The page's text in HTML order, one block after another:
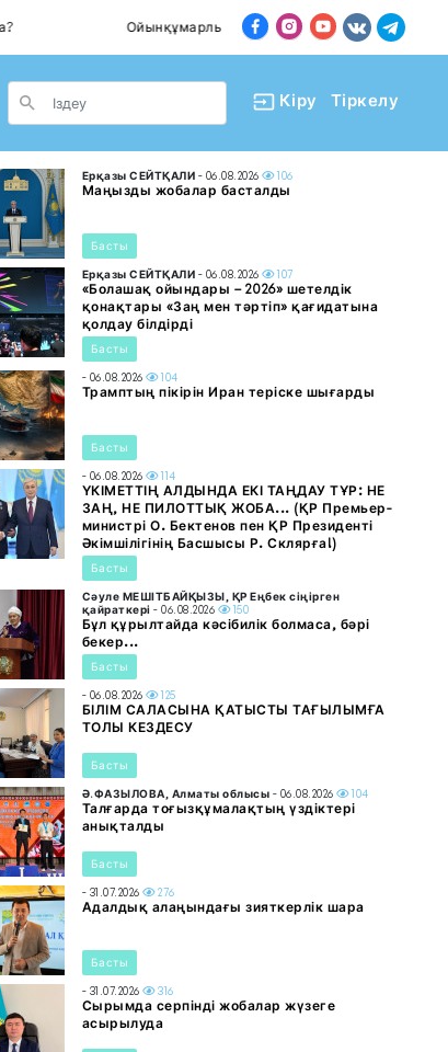
Ойынқұмарлық дендеп барады
Кіру Тіркелу
Ерқазы СЕЙТҚАЛИ - 06.08.2026 106
Маңызды жобалар басталды
Басты
Ерқазы СЕЙТҚАЛИ - 06.08.2026 107
«Болашақ ойындары – 2026» шетелдік
қонақтары «Заң мен тәртіп» қағидатына
қолдау білдірді
Басты
- 06.08.2026 104
Трамптың пікірін Иран теріске шығарды
Басты
- 06.08.2026 114
ҮКІМЕТТІҢ АЛДЫНДА ЕКІ ТАҢДАУ ТҰР: НЕ
ЗАҢ, НЕ ПИЛОТТЫҚ ЖОБА... (ҚР Премьер-
министрі О. Бектенов пен ҚР Президенті
Әкімшілігінің Басшысы Р. Склярға!)
Басты
Сәуле МЕШІТБАЙҚЫЗЫ, ҚР Еңбек сіңірген
қайраткері - 06.08.2026 150
Бұл құрылтайда кәсібилік болмаса, бәрі
бекер...
Басты
- 06.08.2026 125
БІЛІМ САЛАСЫНА ҚАТЫСТЫ ТАҒЫЛЫМҒА
ТОЛЫ КЕЗДЕСУ
Басты
Ә.ФАЗЫЛОВА, Алматы облысы - 06.08.2026 104
Талғарда тоғызқұмалақтың үздіктері
анықталды
Басты
- 31.07.2026 276
Адалдық алаңындағы зияткерлік шара
Басты
- 31.07.2026 316
Сырымда серпінді жобалар жүзеге
асырылуда